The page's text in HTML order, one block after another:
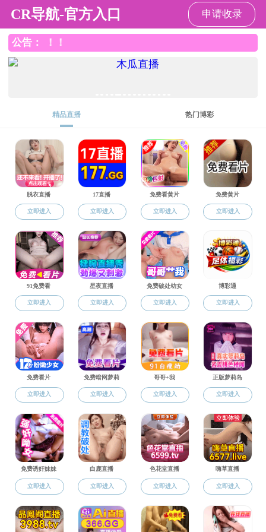
裸聊app
校友工作
列表
共0条 上页 下页
教育部
基础学科拔尖学生培养计划2.0工作信息平台
全国未来技术学院信息平台
北京航空航天大学 北航教务部
北航研究生院